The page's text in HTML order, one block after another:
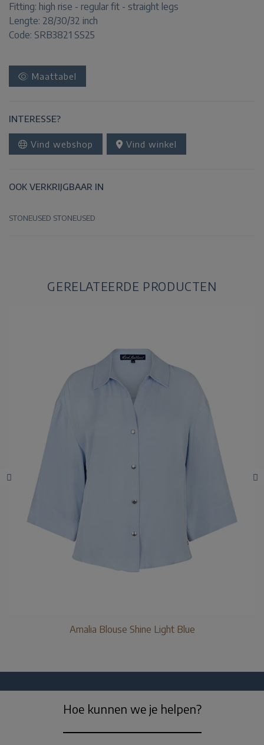
Fitting: high rise - regular fit - straight legs
Lengte: 28/30/32 inch
Code: SRB3821 SS25
Maattabel
INTERESSE?
Vind webshop Vind winkel
OOK VERKRIJGBAAR IN
STONEUSED STONEUSED
GERELATEERDE PRODUCTEN
Amalia Blouse Shine Light Blue
Hoe kunnen we je helpen?